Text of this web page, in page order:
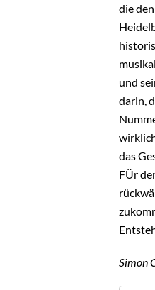
die
und
darin,
das
FÜr
Simon